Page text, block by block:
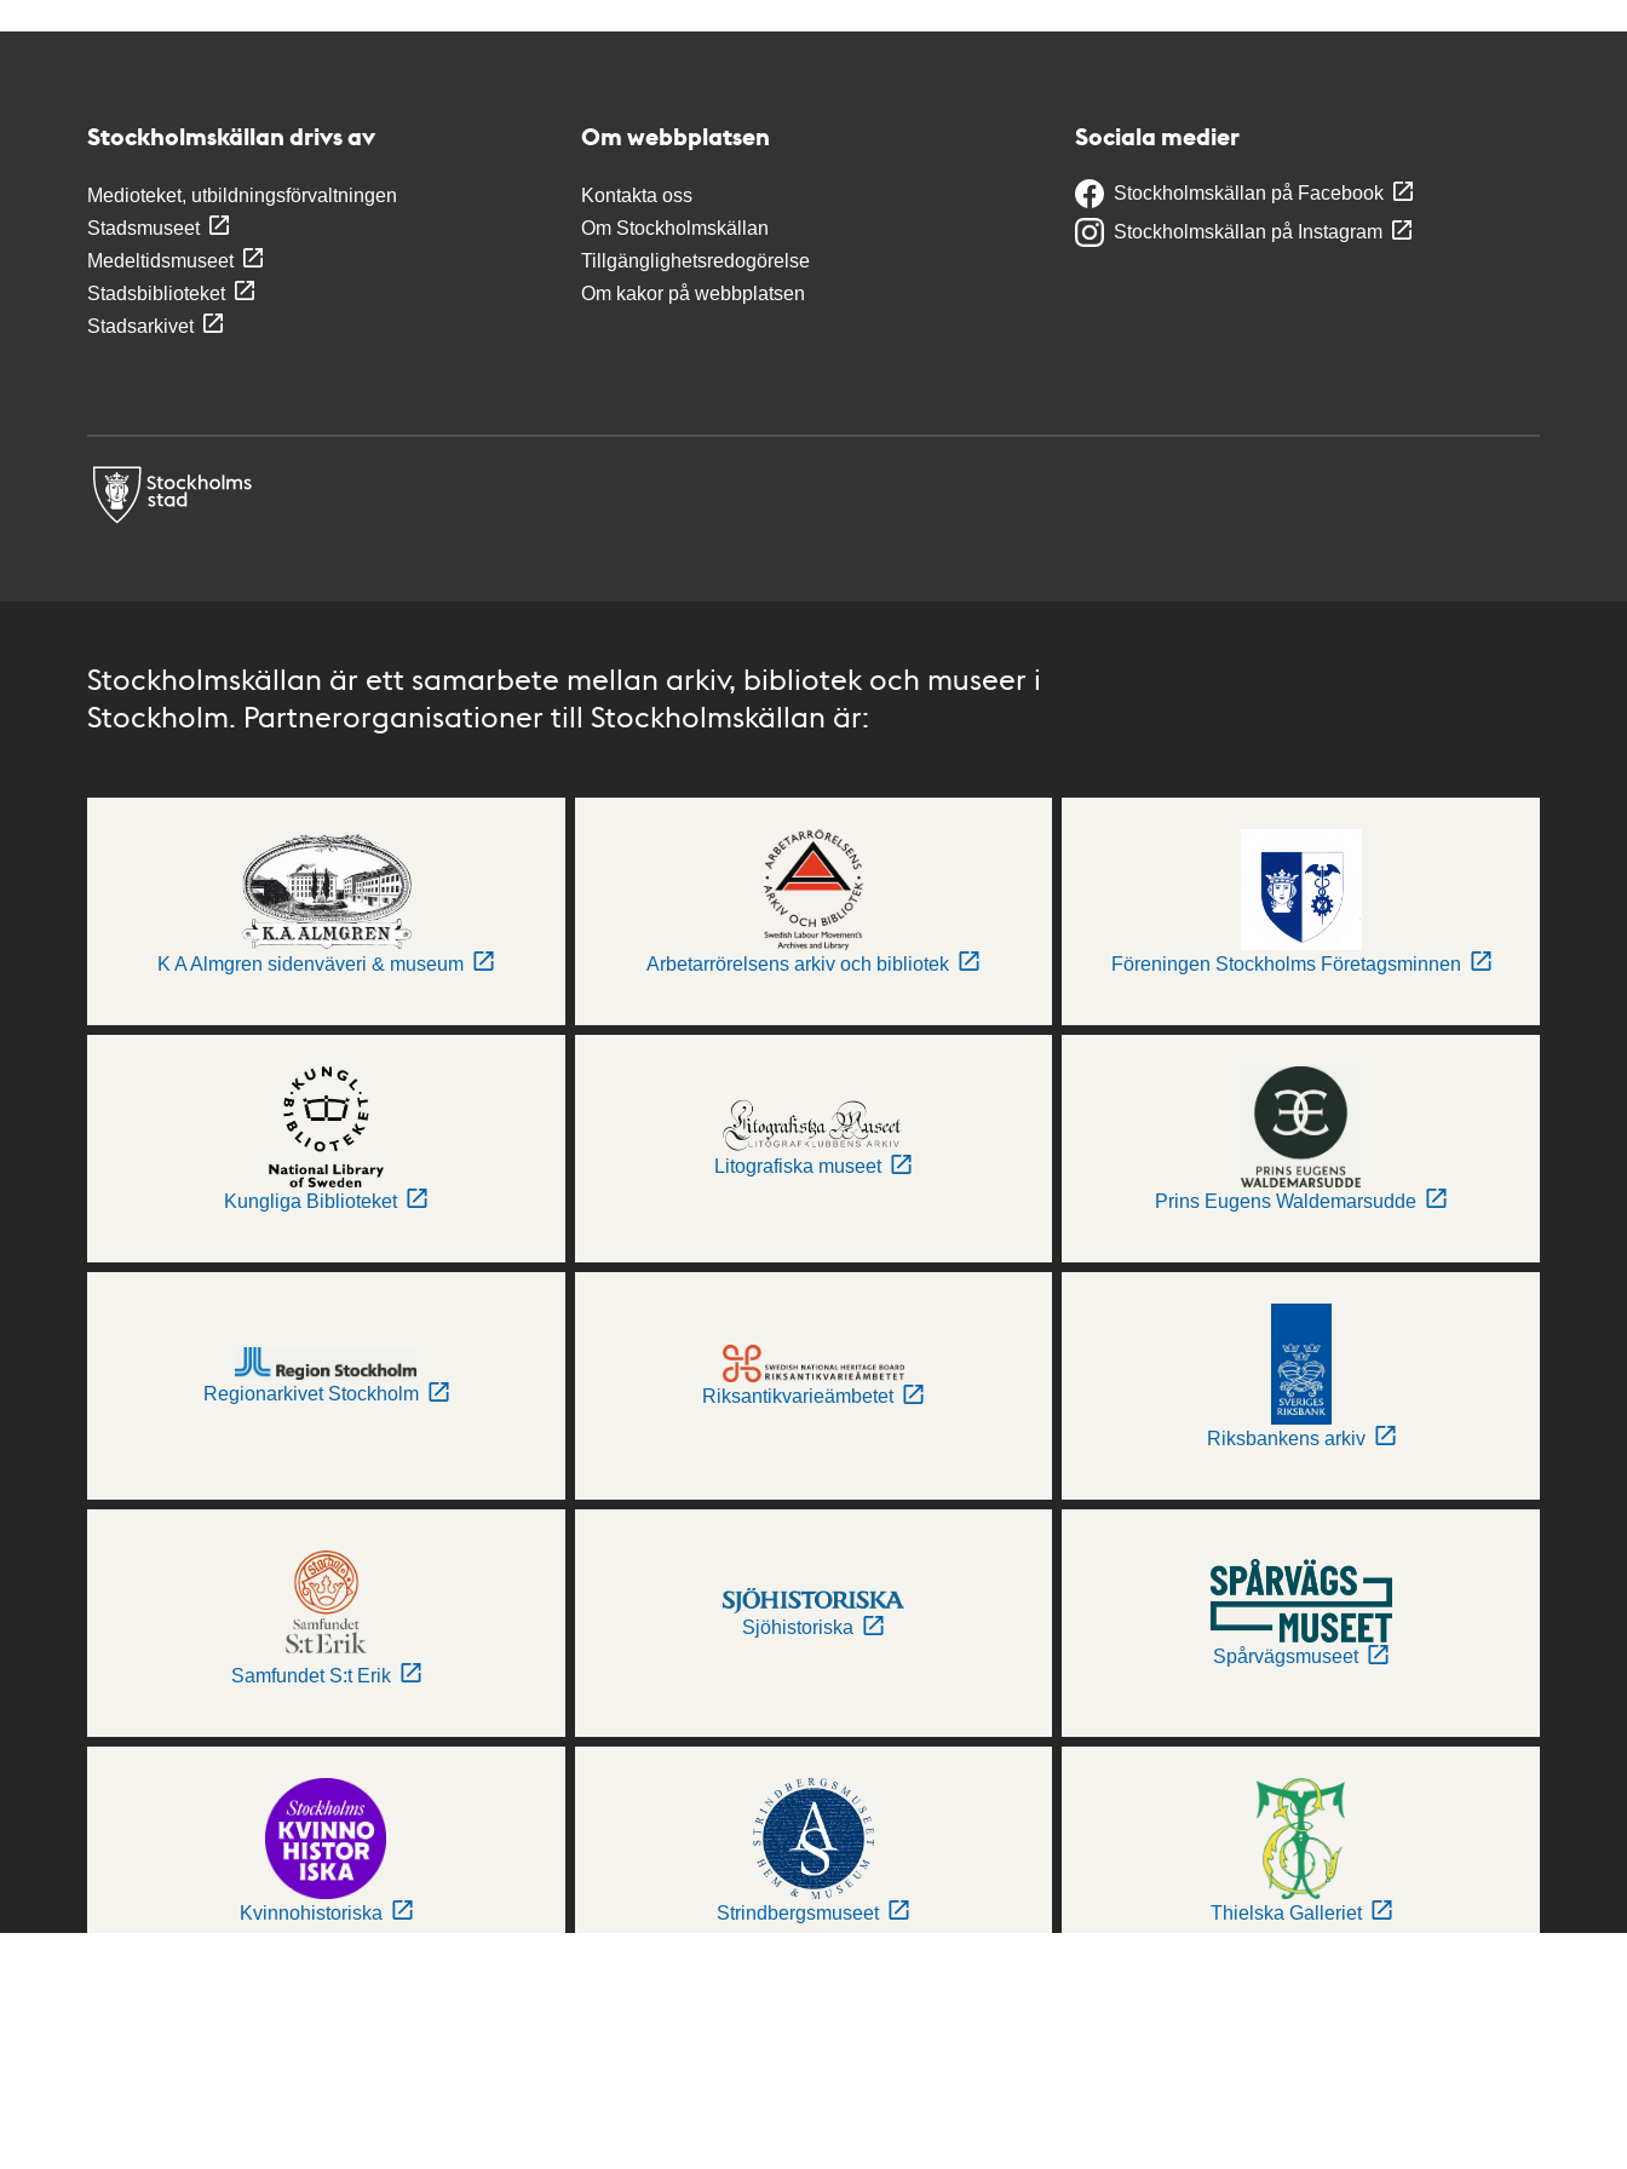
Stockholmskällan drivs av
Medioteket, utbildningsförvaltningen
Stadsmuseet
Medeltidsmuseet
Stadsbiblioteket
Stadsarkivet
Om webbplatsen
Kontakta oss
Om Stockholmskällan
Tillgänglighetsredogörelse
Om kakor på webbplatsen
Sociala medier
Stockholmskällan på Facebook
Stockholmskällan på Instagram
Stockholmskällan är ett samarbete mellan arkiv, bibliotek och museer i
Stockholm. Partnerorganisationer till Stockholmskällan är:
K A Almgren sidenväveri & museum Arbetarrörelsens arkiv och bibliotek Föreningen Stockholms Företagsminnen
Kungliga Biblioteket
Litografiska museet
Prins Eugens Waldemarsudde
Regionarkivet Stockholm Riksantikvarieämbetet
Riksbankens arkiv
Samfundet S:t Erik
Sjöhistoriska
Spårvägsmuseet
Kvinnohistoriska Strindbergsmuseet Thielska Galleriet